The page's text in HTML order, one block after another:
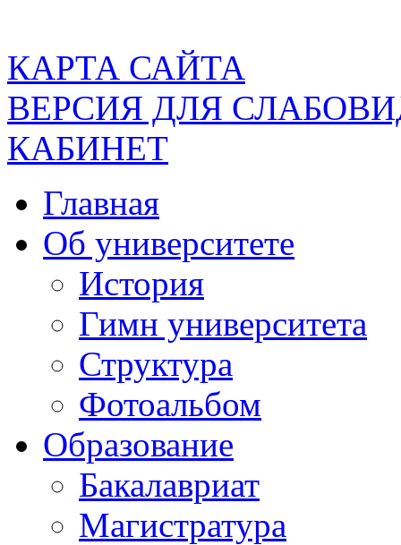
КАРТА САЙТА
ВЕРСИЯ ДЛЯ
КАБИНЕТ
Главная
Об университете
История
Гимн университета
Структура
Фотоальбом
Образование
Бакалавриат
Магистратура